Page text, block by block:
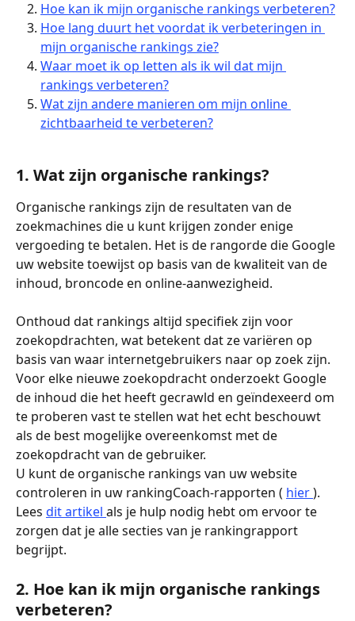
Hoe kan ik mijn organische rankings verbeteren?
Hoe lang duurt het voordat ik verbeteringen in
mijn organische rankings zie?
Waar moet ik op letten als ik wil dat mijn
rankings verbeteren?
Wat zijn andere manieren om mijn online
zichtbaarheid te verbeteren?
1. Wat zijn organische rankings?
Organische rankings zijn de resultaten van de
zoekmachines die u kunt krijgen zonder enige
vergoeding te betalen. Het is de rangorde die Google
uw website toewijst op basis van de kwaliteit van de
inhoud, broncode en online-aanwezigheid.
Onthoud dat rankings altijd specifiek zijn voor
zoekopdrachten, wat betekent dat ze variëren op
basis van waar internetgebruikers naar op zoek zijn.
Voor elke nieuwe zoekopdracht onderzoekt Google
de inhoud die het heeft gecrawld en geïndexeerd om
te proberen vast te stellen wat het echt beschouwt
als de best mogelijke overeenkomst met de
zoekopdracht van de gebruiker.
U kunt de organische rankings van uw website
controleren in uw rankingCoach-rapporten ( hier ).
Lees dit artikel als je hulp nodig hebt om ervoor te
zorgen dat je alle secties van je rankingrapport
begrijpt.
2. Hoe kan ik mijn organische rankings
verbeteren?